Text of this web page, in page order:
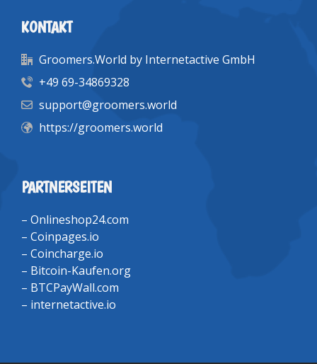
KONTAKT
Groomers.World by Internetactive GmbH
+49 69-34869328
support@groomers.world
https://groomers.world
PARTNERSEITEN
– Onlineshop24.com
– Coinpages.io
– Coincharge.io
– Bitcoin-Kaufen.org
– BTCPayWall.com
– internetactive.io